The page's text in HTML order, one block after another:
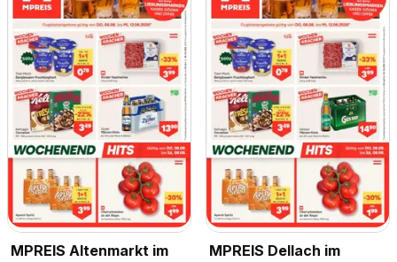
MPREIS Altenmarkt im
MPREIS Dellach im